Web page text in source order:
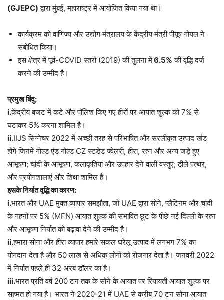
(GJEPC) द्वारा मुंबई, महाराष्ट्र में आयोजित किया गया था।
कार्यक्रम को वाणिज्य और उद्योग मंत्रालय के केंद्रीय मंत्री पीयूष गोयल ने
संबोधित किया।
इस क्षेत्र में पूर्व-COVID स्तरों (2019) की तुलना में6.5% की वृद्धि दर्ज
करने की उम्मीद है।
प्रमुख बिंदु:
i.केंद्रीय बजट में कटे और पॉलिश किए गए हीरों पर आयात शुल्क को 7% से
घटाकर 5% करना शामिल है।
ii.IIJS सिग्नेचर 2022 में अच्छी तरह से परिभाषित और सरलीकृत उत्पाद खंड
होंगे जिनमें गोल्ड एंड गोल्ड CZ स्टडेड ज्वेलरी, हीरा, रत्न और अन्य जड़े हुए
आभूषण; चांदी के आभूषण, कलाकृतियां और उपहार देने वाली वस्तुएं; ढीले पत्थर,
और प्रयोगशालाएं और शिक्षा शामिल हैं।
इसके निर्यात वृद्धि का कारण:
i.भारत और UAE मुक्त व्यापार समझौता, जो UAE द्वारा सोने, प्लैटिनम और चांदी
के गहनों पर 5% (MFN) आयात शुल्क की संभावित छूट के पीछे नई दिल्ली के रत्न
और आभूषण निर्यात को बढ़ावा देने की उम्मीद है।
ii.हमारा सोना और हीरा व्यापार हमारे सकल घरेलू उत्पाद में लगभग 7% का
योगदान देता है और 50 लाख से अधिक लोगों को रोजगार देता है। जनवरी 2022
में निर्यात पहले ही 32 अरब डॉलर का है।
iii.भारत प्रति वर्ष 200 टन तक के सोने के आयात पर रियायती आयात शुल्क पर
सहमत हो गया है। भारत ने 2020-21 में UAE से करीब 70 टन सोना आयात